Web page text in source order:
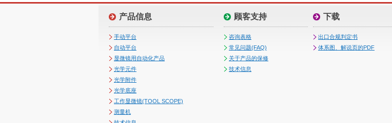
产品信息
手动平台
自动平台
显微镜用自动化产品
光学元件
光学附件
光学底座
工作显微镜(TOOL SCOPE)
测量机
顾客支持
咨询表格
常见问题(FAQ)
关于产品的保修
技术信息
下载
出口合规判定书
体系图、解说页的PDF